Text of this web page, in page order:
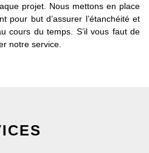
projet. Nous mettons en place
pour but d’assurer l’étanchéité et
cours du temps. S’il vous faut de
notre service.